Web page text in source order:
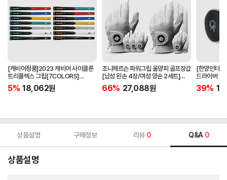
[캐비어정품]2023 캐비어 사이클론
트리플렉스 그립[7COLORS]
[라운드][39g/42g/46g/50g]
[R/S 토크]
5% 18,062원
조니헤르슨 파워그립 올양피 골프장갑
[남성 왼손 4장/여성 양손 2세트]
[화이트][케이스포함]
66% 27,088원
[한양인터
드라이버 헤
[HD-302]
39%
상품설명 구매정보 리뷰 0 Q&A 0
상품설명